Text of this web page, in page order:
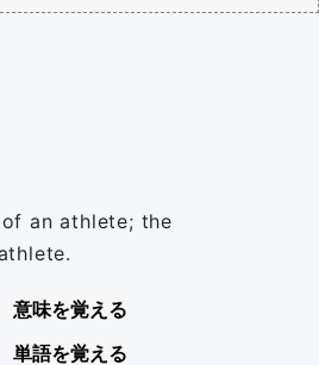
an athlete; the
意味を覚える
単語を覚える